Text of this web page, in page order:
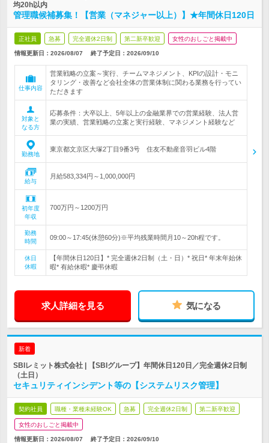
均20h以内
管理職候補募集！【営業（マネジャー以上）】★年間休日120日
正社員 急募 完全週休2日制 第二新卒歓迎 女性のおしごと掲載中
情報更新日：2026/08/07 終了予定日： 2026/09/10
仕事内容
営業戦略の立案～実行、チームマネジメント、KPIの設計・モニ
タリング・改善など会社全体の営業体制に関わる業務を行ってい
ただきます
対象と
なる方
応募条件：大卒以上、5年以上の金融業界での営業経験、法人営
業の実績、営業戦略の立案と実行経験、マネジメント経験など
勤務地
東京都文京区大塚2丁目9番3号 住友不動産音羽ビル4階
給与
月給583,334円～1,000,000円
初年度
年収
700万円～1200万円
勤務
時間
09:00～17:45(休憩60分)※平均残業時間月10～20h程です。
休日
休暇
【年間休日120日】* 完全週休2日制（土・日）* 祝日* 年末年始休
暇* 有給休暇* 慶弔休暇
求人詳細を見る 気になる
新着
SBIレミット株式会社 | 【SBIグループ】年間休日120日／完全週休2日制
（土日）
セキュリティインシデント等の【システムリスク管理】
契約社員 職種・業種未経験OK 急募 完全週休2日制 第二新卒歓迎
女性のおしごと掲載中
情報更新日：2026/08/07 終了予定日： 2026/09/10